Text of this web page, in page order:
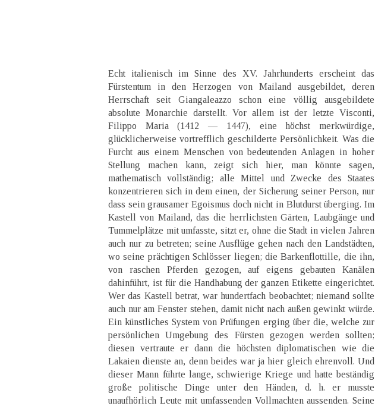
Echt italienisch im Sinne des XV. Jahrhunderts erscheint das
Fürstentum in den Herzogen von Mailand ausgebildet, deren
Herrschaft seit Giangaleazzo schon eine völlig ausgebildete
absolute Monarchie darstellt. Vor allem ist der letzte Visconti,
Filippo Maria (1412 — 1447), eine höchst merkwürdige,
glücklicherweise vortrefflich geschilderte Persönlichkeit. Was die
Furcht aus einem Menschen von bedeutenden Anlagen in hoher
Stellung machen kann, zeigt sich hier, man könnte sagen,
mathematisch vollständig; alle Mittel und Zwecke des Staates
konzentrieren sich in dem einen, der Sicherung seiner Person, nur
dass sein grausamer Egoismus doch nicht in Blutdurst überging. Im
Kastell von Mailand, das die herrlichsten Gärten, Laubgänge und
Tummelplätze mit umfasste, sitzt er, ohne die Stadt in vielen Jahren
auch nur zu betreten; seine Ausflüge gehen nach den Landstädten,
wo seine prächtigen Schlösser liegen; die Barkenflottille, die ihn,
von raschen Pferden gezogen, auf eigens gebauten Kanälen
dahinführt, ist für die Handhabung der ganzen Etikette eingerichtet.
Wer das Kastell betrat, war hundertfach beobachtet; niemand sollte
auch nur am Fenster stehen, damit nicht nach außen gewinkt würde.
Ein künstliches System von Prüfungen erging über die, welche zur
persönlichen Umgebung des Fürsten gezogen werden sollten;
diesen vertraute er dann die höchsten diplomatischen wie die
Lakaien dienste an, denn beides war ja hier gleich ehrenvoll. Und
dieser Mann führte lange, schwierige Kriege und hatte beständig
große politische Dinge unter den Händen, d. h. er musste
unaufhörlich Leute mit umfassenden Vollmachten aussenden. Seine